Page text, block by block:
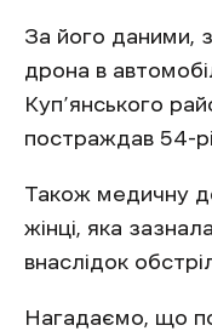
За його даними,
дрона в
Куп’янського
постраждав 54-
Також медичну
жінці, яка
внаслідок
Нагадаємо, що